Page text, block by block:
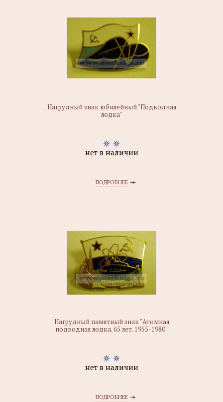
Нагрудный знак юбилейный "Подводная
лодка"
нет в наличии
ПОДРОБНЕЕ
Нагрудный памятный знак "Атомная
подводная лодка. 65 лет. 1955-1980"
нет в наличии
ПОДРОБНЕЕ